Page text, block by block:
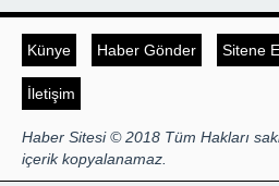
Künye Haber Gönder Sitene
İletişim
Haber Sitesi © 2018 Tüm Hakları
içerik kopyalanamaz.